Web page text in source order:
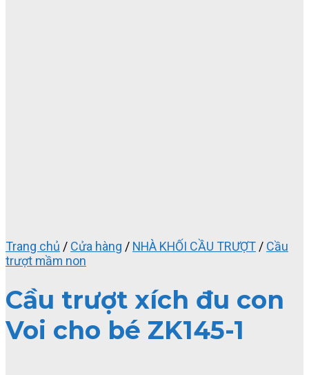
Trang chủ / Cửa hàng / NHÀ KHỐI CẦU TRƯỢT/ Cầu
trượt mầm non
Cầu trượt xích đu con
Voi cho bé ZK145-1